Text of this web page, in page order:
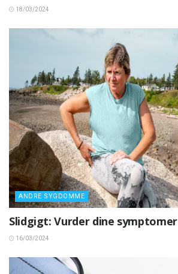
18/03/2024
ANDRE SYGDOMME
Slidgigt: Vurder dine symptomer
16/03/2024